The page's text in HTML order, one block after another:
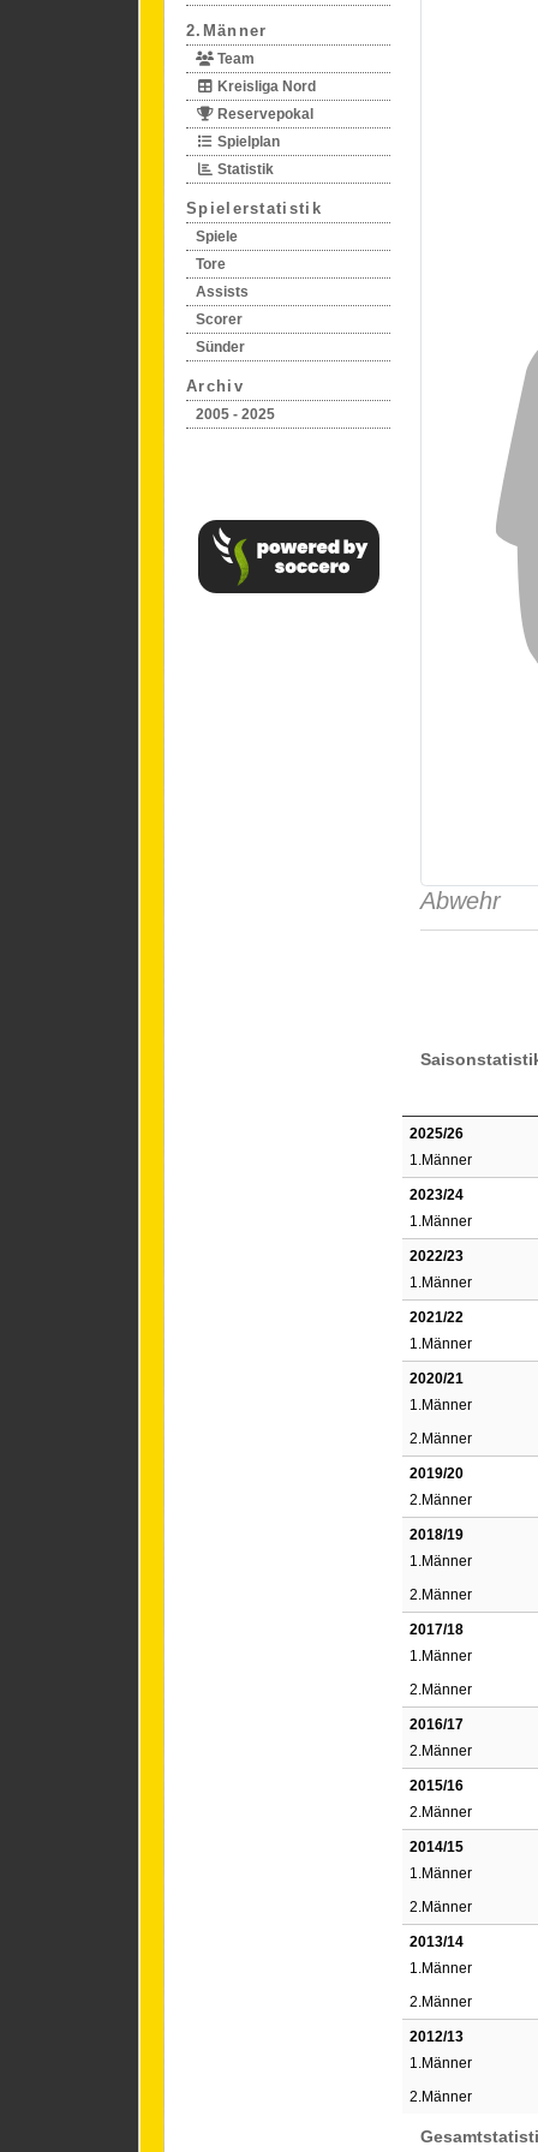
2.Männer
Team
Kreisliga Nord
Reservepokal
Spielplan
Statistik
Spielerstatistik
Spiele
Tore
Assists
Scorer
Sünder
Archiv
2005 - 2025
Abwehr
2025/26
1.Männer
2023/24
1.Männer
2022/23
1.Männer
2021/22
1.Männer
2020/21
1.Männer
2.Männer
2019/20
2.Männer
2018/19
1.Männer
2.Männer
2017/18
1.Männer
2.Männer
2016/17
2.Männer
2015/16
2.Männer
2014/15
1.Männer
2.Männer
2013/14
1.Männer
2.Männer
2012/13
1.Männer
2.Männer